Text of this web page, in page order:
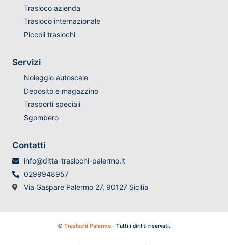
Trasloco azienda
Trasloco internazionale
Piccoli traslochi
Servizi
Noleggio autoscale
Deposito e magazzino
Trasporti speciali
Sgombero
Contatti
info@ditta-traslochi-palermo.it
0299948957
Via Gaspare Palermo 27, 90127 Sicilia
© Traslochi Palermo- Tutti i diritti riservati.